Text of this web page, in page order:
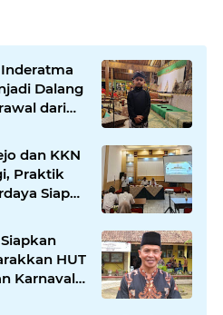
Inderatma
Dalang
dari
YouTube
dan KKN
Praktik
Siap
HUT
Karnaval